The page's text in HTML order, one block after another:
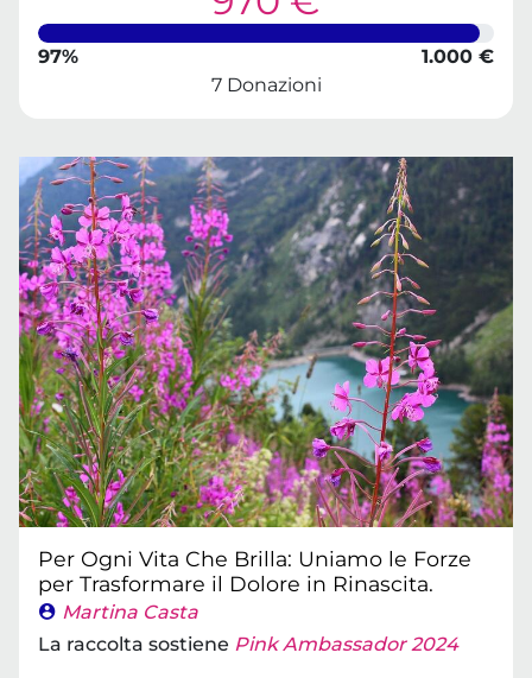
97%
1.000 €
7 Donazioni
Per Ogni Vita Che Brilla: Uniamo le Forze
per Trasformare il Dolore in Rinascita.
Martina Casta
La raccolta sostiene Pink Ambassador 2024